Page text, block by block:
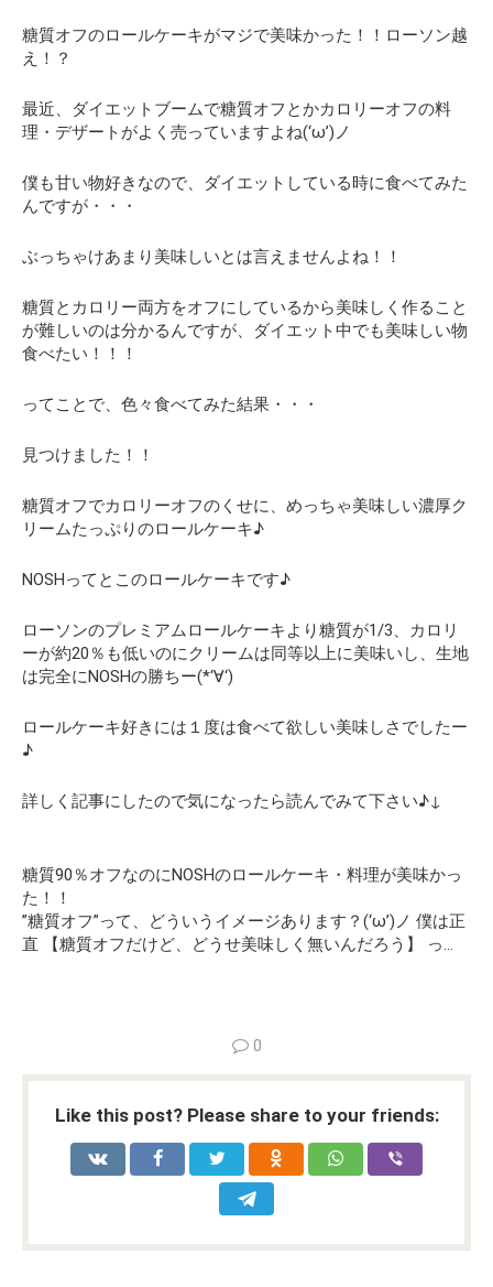
糖質オフのロールケーキがマジで美味かった！！ローソン越
え！？
最近、ダイエットブームで糖質オフとかカロリーオフの料
理・デザートがよく売っていますよね(‘ω’)ノ
僕も甘い物好きなので、ダイエットしている時に食べてみた
んですが・・・
ぶっちゃけあまり美味しいとは言えませんよね！！
糖質とカロリー両方をオフにしているから美味しく作ること
が難しいのは分かるんですが、
ダイエット中でも美味しい物
食べたい！！！
ってことで、色々食べてみた結果・・・
見つけました！！
糖質オフでカロリーオフのくせに、めっちゃ美味しい濃厚ク
リームたっぷりのロールケーキ♪
NOSHってとこのロールケーキです♪
ローソンのプレミアムロールケーキより糖質が1/3、カロリ
ーが約20％も低いのにクリームは同等以上に美味いし、生地
は完全にNOSHの勝ちー(*‘∀‘)
ロールケーキ好きには１度は食べて欲しい美味しさでしたー
♪
詳しく記事にしたので気になったら読んでみて下さい♪↓
糖質90％オフなのにNOSHのロールケーキ・料理が美味かっ
た！！
”糖質オフ”って、どういうイメージあります？(‘ω’)ノ 僕は正
直 【糖質オフだけど、どうせ美味しく無いんだろう】 っ…
0
Like this post? Please share to your friends: